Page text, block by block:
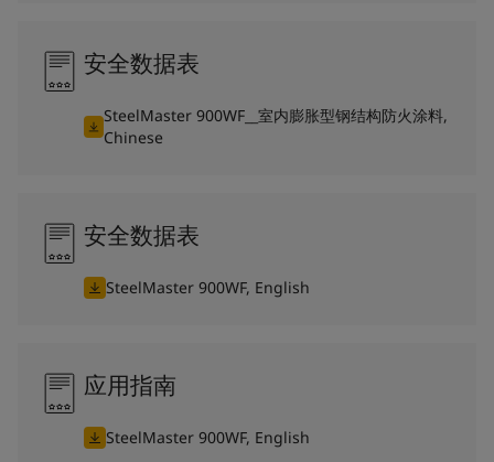
安全数据表
SteelMaster 900WF__室内膨胀型钢结构防火涂料,
Chinese
安全数据表
SteelMaster 900WF, English
应用指南
SteelMaster 900WF, English